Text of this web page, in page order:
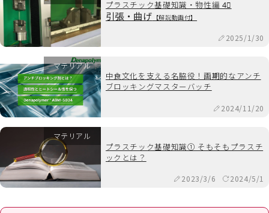
プラスチック基礎知識・物性編 4⃣
引張・曲げ 【解説動画付】
2025/1/30
マテリアル
中食文化を支える名脇役！画期的なアンチ
ブロッキングマスターバッチ
2024/11/20
マテリアル
プラスチック基礎知識① そもそもプラスチ
ックとは？
2023/3/6 2024/5/1